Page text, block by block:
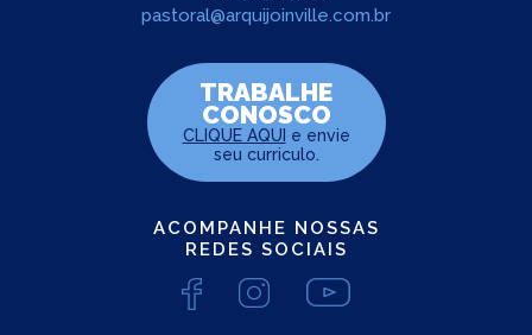
pastoral@arquijoinville.com.br
TRABALHE
CONOSCO
CLIQUE AQUI e envie
seu curriculo.
ACOMPANHE NOSSAS
REDES SOCIAIS